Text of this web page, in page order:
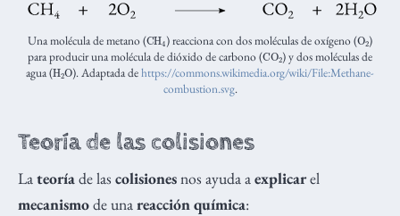
Una molécula de metano (CH
A4 ) reacciona con dos moléculas de oxígeno (O
A
2 )
para producir una molécula de dióxido de carbono (CO
A2 ) y dos moléculas de
agua (H A
2 O ). Adaptada dehttps://commons.wikimedia.org/wiki/File:Methane-
combustion.svg.
Teoría de las colisiones
Lateoríade las colisionesnos ayuda aexplicarel
mecanismode unareacción química: